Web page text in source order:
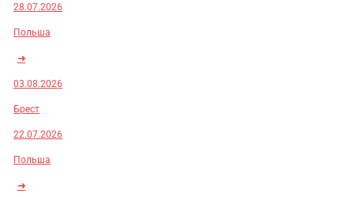
28.07.2026
Польша
➜
03.08.2026
Брест
22.07.2026
Польша
➜